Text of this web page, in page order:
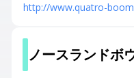
http://www.quatro-
ノースランドボ